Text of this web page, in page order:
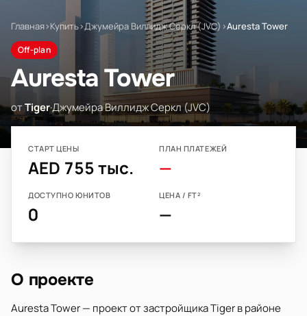
Главная›Купить›Джумейра Виллидж Серкл (JVC) ›Auresta Tower
Off-plan
Auresta Tower
отTiger·Джумейра Виллидж Серкл (JVC)
СТАРТ ЦЕНЫ
AED 755 тыс.
ПЛАН ПЛАТЕЖЕЙ
—
ДОСТУПНО ЮНИТОВ
0
ЦЕНА / FT²
—
О проекте
Auresta Tower — проект от застройщика Tiger в районе